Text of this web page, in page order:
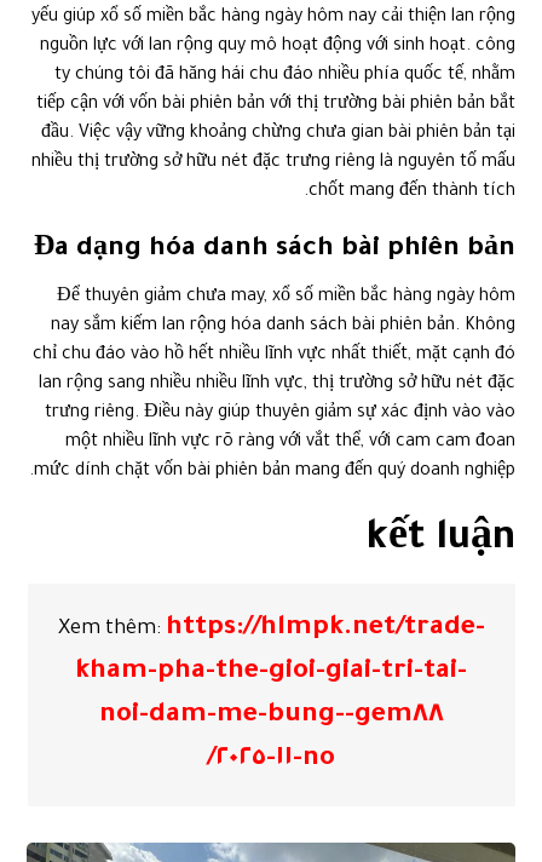
yếu giúp xổ số miền bắc hàng ngày hôm nay cải thiện lan rộng
nguồn lực với lan rộng quy mô hoạt động với sinh hoạt. công
ty chúng tôi đã hăng hái chu đáo nhiều phía quốc tế, nhằm
tiếp cận với vốn bài phiên bản với thị trường bài phiên bản bắt
đầu. Việc vậy vững khoảng chừng chưa gian bài phiên bản tại
nhiều thị trường sở hữu nét đặc trưng riêng là nguyên tố mấu
chốt mang đến thành tích.
Đa dạng hóa danh sách bài phiên bản
Để thuyên giảm chưa may, xổ số miền bắc hàng ngày hôm
nay sắm kiếm lan rộng hóa danh sách bài phiên bản. Không
chỉ chu đáo vào hồ hết nhiều lĩnh vực nhất thiết, mặt cạnh đó
lan rộng sang nhiều nhiều lĩnh vực, thị trường sở hữu nét đặc
trưng riêng. Điều này giúp thuyên giảm sự xác định vào vào
một nhiều lĩnh vực rõ ràng với vắt thể, với cam cam đoan
mức dính chặt vốn bài phiên bản mang đến quý doanh nghiệp.
kết luận
Xem thêm: https://hlmpk.net/trade-
kham-pha-the-gioi-giai-tri-tai-
gem٨٨-noi-dam-me-bung-
no-١١-٢٠٢٥/